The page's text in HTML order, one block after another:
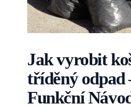
Jak vyrobit
tříděný odpad
Funkční